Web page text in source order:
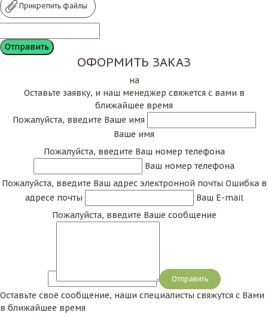
Прикрепить файлы
ОФОРМИТЬ ЗАКАЗ
на
Оставьте заявку, и наш менеджер свяжется с вами в
ближайшее время
Пожалуйста, введите Ваше имя
Ваше имя
Пожалуйста, введите Ваш номер телефона
Ваш номер телефона
Пожалуйста, введите Ваш адрес электронной почты Ошибка в
адресе почты
Ваш E-mail
Пожалуйста, введите Ваше сообщение
Сообщение
Оставьте своё сообщение, наши специалисты свяжутся с Вами
в ближайшее время